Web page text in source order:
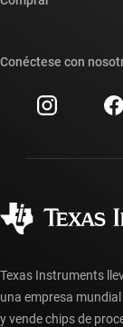
Relaciones
Fabricación
Búsqueda de
Centro de
Preguntas
Preguntas
Conéctese con
Texas Instruments
una empresa
y vende chips de